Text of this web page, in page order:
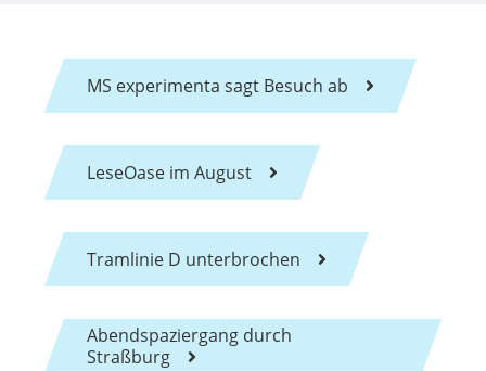
MS experimenta sagt Besuch ab
LeseOase im August
Tramlinie D unterbrochen
Abendspaziergang durch
Straßburg